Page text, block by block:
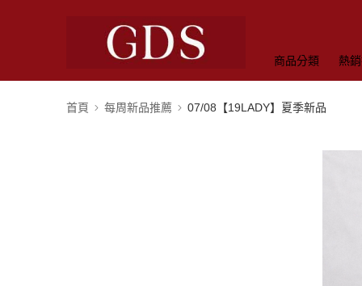
商品分類 熱
首頁 每周新品推薦 07/08【19LADY】夏季新品